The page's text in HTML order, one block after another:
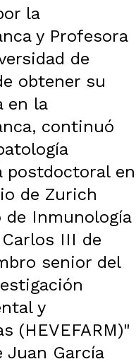
la
y Profesora
de
obtener su
en la
continuó
postdoctoral en
de Zurich
de Inmunología
III de
senior del
y
(HEVEFARM)"
Juan García